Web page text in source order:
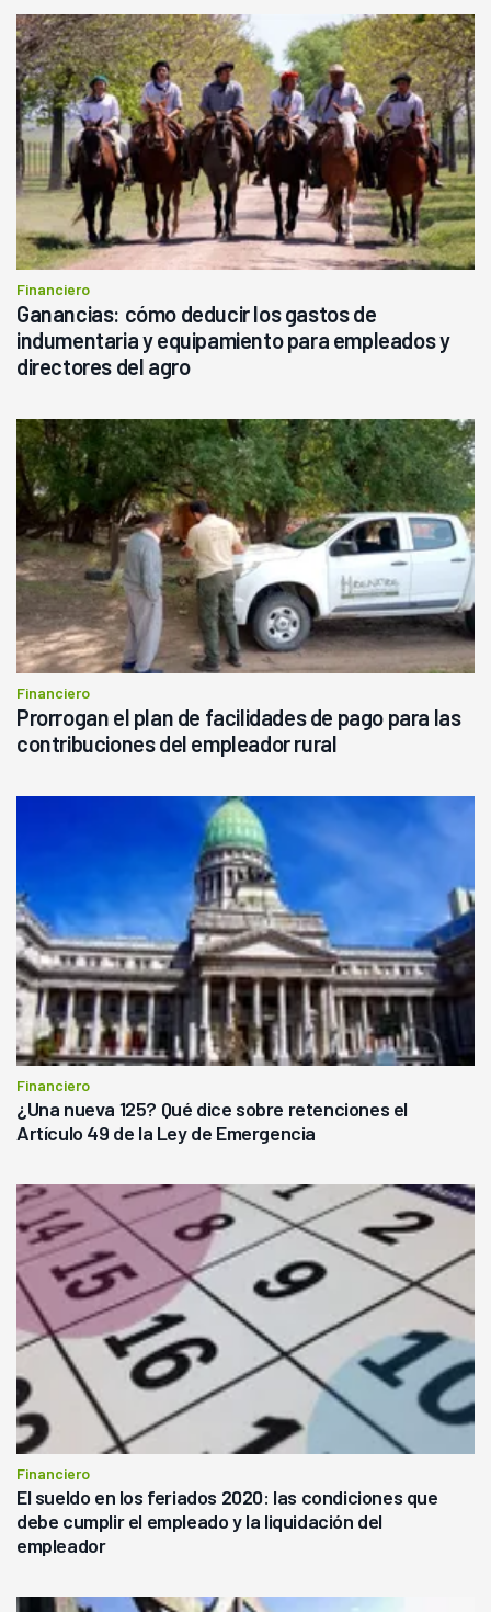
Financiero
Ganancias: cómo deducir los gastos de
indumentaria y equipamiento para empleados y
directores del agro
Financiero
Prorrogan el plan de facilidades de pago para las
contribuciones del empleador rural
Financiero
¿Una nueva 125? Qué dice sobre retenciones el
Artículo 49 de la Ley de Emergencia
Financiero
El sueldo en los feriados 2020: las condiciones que
debe cumplir el empleado y la liquidación del
empleador